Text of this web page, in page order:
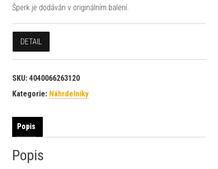
Šperk je dodáván v originálním balení.
DETAIL
SKU: 4040066263120
Kategorie: Náhrdelníky
Popis
Popis